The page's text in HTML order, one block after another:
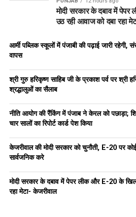
मोदी सरकार के दबाव में
उठ रही आवाज को दबा रहा
आर्मी पब्लिक स्कूलों में पंजाबी की पढ़ाई जारी
वापस
श्री गुरु हरिकृष्ण साहिब जी के प्रकाश पर्व पर श्री
श्रद्धालुओं का सैलाब
नीति आयोग की रैंकिंग में पंजाब ने केरल को पछाड़ा;
चार सालों का रिपोर्ट कार्ड पेश किया
केजरीवाल की मोदी सरकार को चुनौती, E-20 पर कोई
सार्वजनिक करे
मोदी सरकार के दबाव में पेपर लीक और E-20 के
रहा मेटा- केजरीवाल